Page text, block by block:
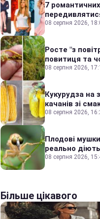
7
08 серпня 2026,
Росте "з
повитиця та
08 серпня 2026,
Кукурудза на
качанів зі
08 серпня 2026,
Плодові мушки
реально діють
08 серпня 2026,
Більше цікавого